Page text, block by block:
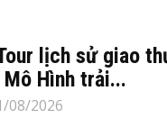
lịch sử giao
Mô Hình trải...
08/2026